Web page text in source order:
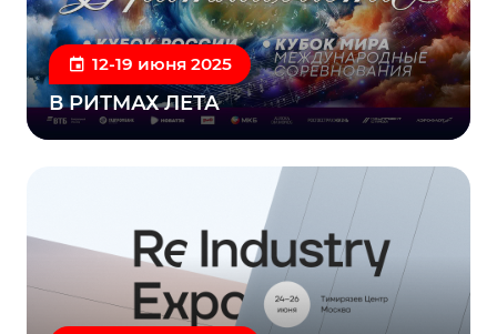
12-19 июня 2025
В РИТМАХ ЛЕТА